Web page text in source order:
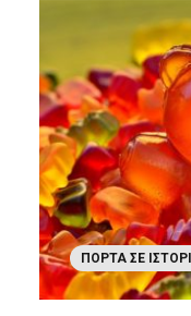
ΠΌΡΤΑ ΣΕ